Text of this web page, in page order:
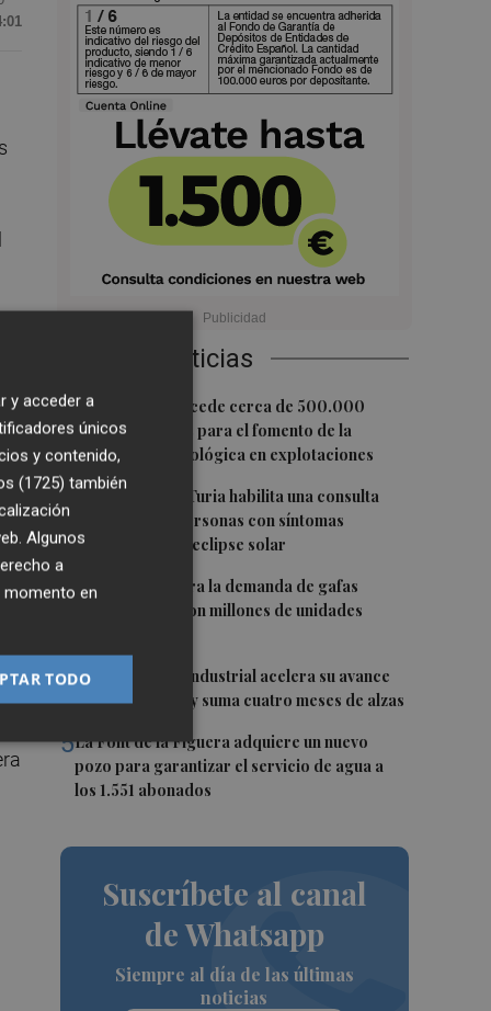
Últimas Noticias
1Agricultura concede cerca de 500.000
euros en ayudas para el fomento de la
innovación tecnológica en explotaciones
2 Vithas Valencia Turia habilita una consulta
gratuita para personas con síntomas
oculares tras el eclipse solar
3 El eclipse dispara la demanda de gafas
homologadas con millones de unidades
4La producción industrial acelera su avance
en junio al 3,8% y suma cuatro meses de alzas
5La Font de la Figuera adquiere un nuevo
pozo para garantizar el servicio de agua a
los 1.551 abonados
Suscríbete al canal
de Whatsapp
Siempre al día de las últimas
noticias
y acceder a
únicos
y contenido,
(1725) también
Algunos
a
momento en
TODO